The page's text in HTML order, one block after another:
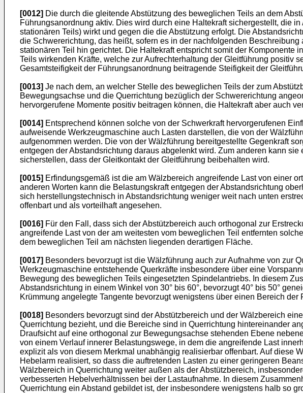
[0012] Die durch die gleitende Abstützung des beweglichen Teils an dem
Führungsanordnung aktiv. Dies wird durch eine Haltekraft sichergestellt, die
stationären Teils) wirkt und gegen die die Abstützung erfolgt. Die
die Schwererichtung, das heißt, sofern es in der nachfolgenden
stationären Teil hin gerichtet. Die Haltekraft entspricht somit der
Teils wirkenden Kräfte, welche zur Aufrechterhaltung der Gleitführung positiv
Gesamtsteifigkeit der Führungsanordnung beitragende Steifigkeit der
[0013] Je nach dem, an welcher Stelle des beweglichen Teils der zum
Bewegungsachse und die Querrichtung bezüglich der Schwererichtung
hervorgerufene Momente positiv beitragen können, die Haltekraft aber auch
[0014] Entsprechend können solche von der Schwerkraft hervorgerufenen
aufweisende Werkzeugmaschine auch Lasten darstellen, die von der
aufgenommen werden. Die von der Wälzführung bereitgestellte Gegenkraft
entgegen der Abstandsrichtung daraus abgelenkt wird. Zum anderen kann
sicherstellen, dass der Gleitkontakt der Gleitführung beibehalten wird.
[0015] Erfindungsgemäß ist die am Wälzbereich angreifende Last von einer
anderen Worten kann die Belastungskraft entgegen der Abstandsrichtung
sich herstellungstechnisch in Abstandsrichtung weniger weit nach unten
offenbart und als vorteilhaft angesehen.
[0016] Für den Fall, dass sich der Abstützbereich auch orthogonal zur
angreifende Last von der am weitesten vom beweglichen Teil entfernten
dem beweglichen Teil am nächsten liegenden derartigen Fläche.
[0017] Besonders bevorzugt ist die Wälzführung auch zur Aufnahme von zur
Werkzeugmaschine entstehende Querkräfte insbesondere über eine
Bewegung des beweglichen Teils eingesetzten Spindelantriebs. In diesem
Abstandsrichtung in einem Winkel von 30° bis 60°, bevorzugt 40° bis 50°
Krümmung angelegte Tangente bevorzugt wenigstens über einen Bereich
[0018] Besonders bevorzugt sind der Abstützbereich und der Wälzbereich
Querrichtung bezieht, und die Bereiche sind in Querrichtung hintereinander
Draufsicht auf eine orthogonal zur Bewegungsachse stehenden Ebene
von einem Verlauf innerer Belastungswege, in dem die angreifende Last
explizit als von diesem Merkmal unabhängig realisierbar offenbart. Auf diese
Hebelarm realisiert, so dass die auftretenden Lasten zu einer geringeren
Wälzbereich in Querrichtung weiter außen als der Abstützbereich,
verbesserten Hebelverhältnissen bei der Lastaufnahme. In diesem
Querrichtung ein Abstand gebildet ist, der insbesondere wenigstens halb so